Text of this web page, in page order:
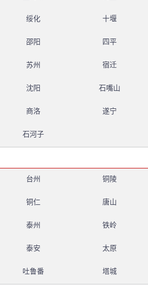
绥化 十堰
邵阳 四平
苏州 宿迁
沈阳 石嘴山
商洛 遂宁
石河子
台州 铜陵
铜仁 唐山
泰州 铁岭
泰安 太原
吐鲁番 塔城